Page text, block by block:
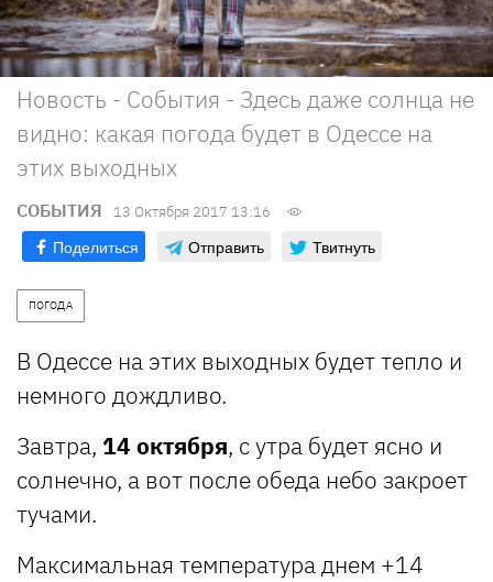
Новость - События - Здесь даже солнца не
видно: какая погода будет в Одессе на
этих выходных
СОБЫТИЯ 13 Октября 2017 13:16
Поделиться Отправить Твитнуть
ПОГОДА
В Одессе на этих выходных будет тепло и
немного дождливо.
Завтра, 14 октября, с утра будет ясно и
солнечно, а вот после обеда небо закроет
тучами.
Максимальная температура днем +14